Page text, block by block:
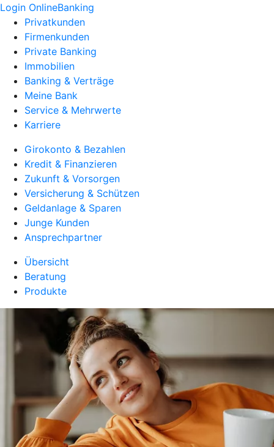
Login OnlineBanking
Privatkunden
Firmenkunden
Private Banking
Immobilien
Banking & Verträge
Meine Bank
Service & Mehrwerte
Karriere
Girokonto & Bezahlen
Kredit & Finanzieren
Zukunft & Vorsorgen
Versicherung & Schützen
Geldanlage & Sparen
Junge Kunden
Ansprechpartner
Übersicht
Beratung
Produkte